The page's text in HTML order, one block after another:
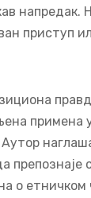
напредак.
приступ
примена
Аутор
препознаје
о